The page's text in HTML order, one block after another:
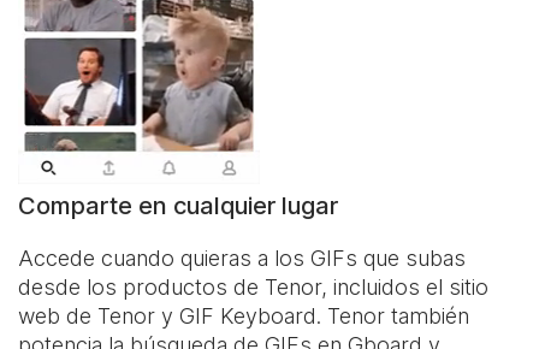
Comparte en cualquier lugar
Accede cuando quieras a los GIFs que subas
desde los productos de Tenor, incluidos el sitio
web de Tenor y GIF Keyboard. Tenor también